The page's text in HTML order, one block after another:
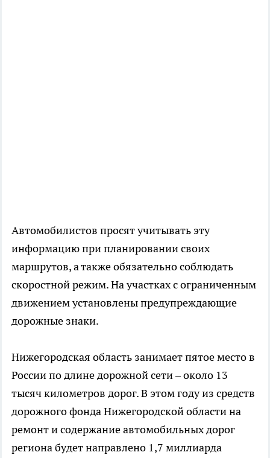
Автомобилистов просят учитывать эту
информацию при планировании своих
маршрутов, а также обязательно соблюдать
скоростной режим. На участках с ограниченным
движением установлены предупреждающие
дорожные знаки.
Нижегородская область занимает пятое место в
России по длине дорожной сети – около 13
тысяч километров дорог. В этом году из средств
дорожного фонда Нижегородской области на
ремонт и содержание автомобильных дорог
региона будет направлено 1,7 миллиарда